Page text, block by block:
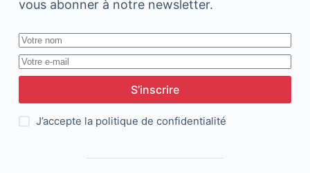
vous abonner à notre newsletter.
S’inscrire
J’accepte la politique de confidentialité